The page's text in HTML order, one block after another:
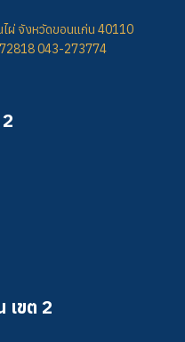
ไผ่ จังหวัดขอนแก่น 40110
043-273774
เขต 2